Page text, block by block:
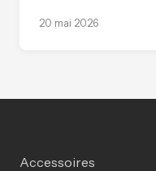
20 mai 2026
Accessoires